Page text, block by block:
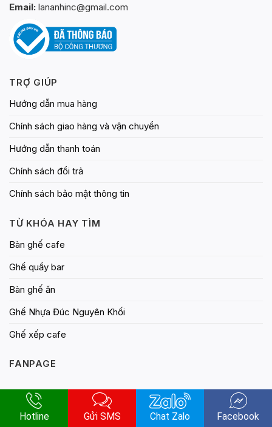
Email: lananhinc@gmail.com
TRỢ GIÚP
Hướng dẫn mua hàng
Chính sách giao hàng và vận chuyển
Hướng dẫn thanh toán
Chính sách đổi trả
Chính sách bảo mật thông tin
TỪ KHÓA HAY TÌM
Bàn ghế cafe
Ghế quầy bar
Bàn ghế ăn
Ghế Nhựa Đúc Nguyên Khối
Ghế xếp cafe
FANPAGE
Hotline Gửi SMS Chat Zalo Facebook